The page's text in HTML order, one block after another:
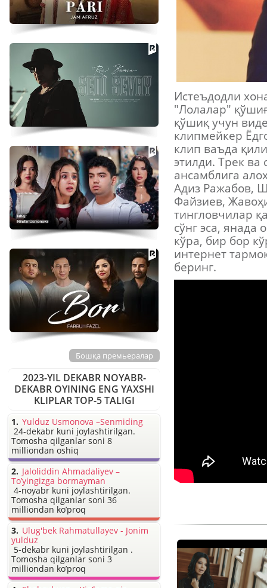
Истеъдодли
"Лолалар"
қўшиқ учун
клипмейкер
клип ваъда
этилди. Трек
ансамблига
Адиз Ражабов,
Файзиев,
тингловчилар
сўнг эса,
кўра, бир бор
интернет
беринг.
Бошқа премьералар
2023-YIL DEKABR NOYABR-
DEKABR OYINING ENG YAXSHI
KLIPLAR TOP-5 TALIGI
Yulduz Usmonova –Senmiding
24-dekabr kuni joylashtirilgan.
Tomosha qilganlar soni 8
milliondan oshiq
Jaloliddin Ahmadaliyev –
To’yingizga bormayman
4-noyabr kuni joylashtirilgan.
Tomosha qilganlar soni 36
milliondan ko’proq
Ulug'bek Rahmatullayev - Jonim
yulduz
5-dekabr kuni joylashtirilgan .
Tomosha qilganlar soni 3
milliondan ko’proq